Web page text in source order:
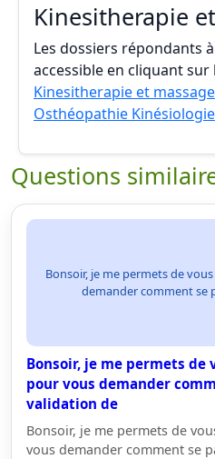
Kinesitherapie
Les dossiers répondants
accessible en cliquant sur
Kinesitherapie et massage
Osthéopathie Kinésiologie
Questions
Bonsoir, je me permets de
demander comment se
Bonsoir, je me permets de
pour vous demander
validation de
Bonsoir, je me permets de
vous demander comment se